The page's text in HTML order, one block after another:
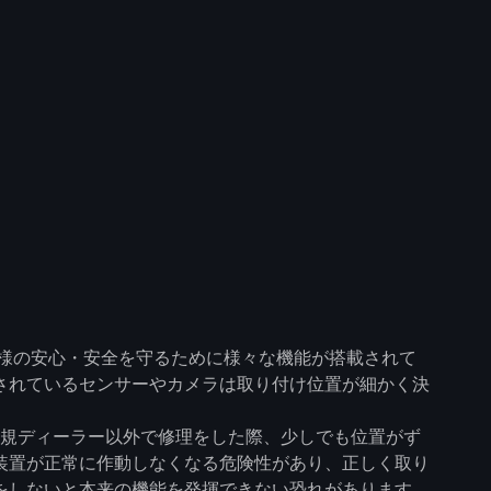
の安心・安全を守るために様々な機能が搭載されて
れているセンサーやカメラは取り付け位置が細かく決
ディーラー以外で修理をした際、少しでも位置がず
が正常に作動しなくなる危険性があり、正しく取り